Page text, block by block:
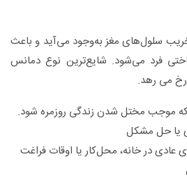
سلول‌های مغز به‌وجود می‌آید و باعث
فرد می‌شود. شایع‌ترین نوع دمانس
رخ می رهد.
موجب مختل شدن زندگی روزمره شود.
یا حل مشکل
عادی در خانه، محل‌کار یا اوقات فراغت